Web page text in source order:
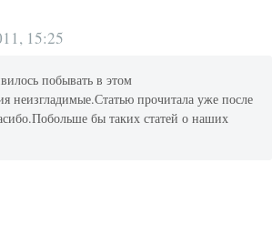
15:25
побывать в этом
неизгладимые.Статью прочитала уже после
бы таких статей о наших